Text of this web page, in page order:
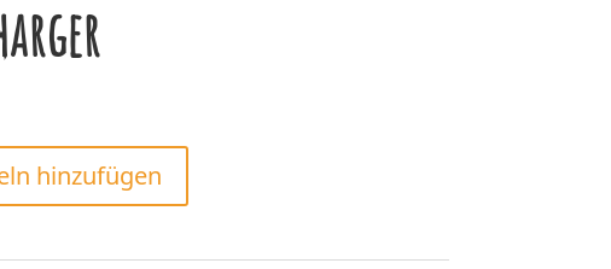
hinzufügen